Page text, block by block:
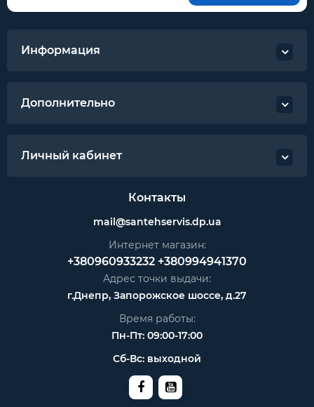
Информация
Дополнительно
Личный кабинет
Контакты
mail@santehservis.dp.ua
Интернет магазин:
+380960933232 +380994941370
Адрес точки выдачи:
г.Днепр, Запорожское шоссе, д.27
Время работы:
Пн-Пт: 09:00-17:00
Сб-Вс: выходной